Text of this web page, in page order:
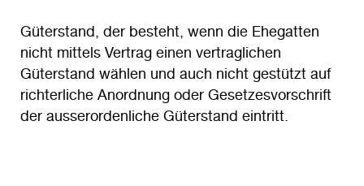
Güterstand, der besteht, wenn die Ehegatten
nicht mittels Vertrag einen vertraglichen
Güterstand wählen und auch nicht gestützt auf
richterliche Anordnung oder Gesetzesvorschrift
der ausserordenliche Güterstand eintritt.